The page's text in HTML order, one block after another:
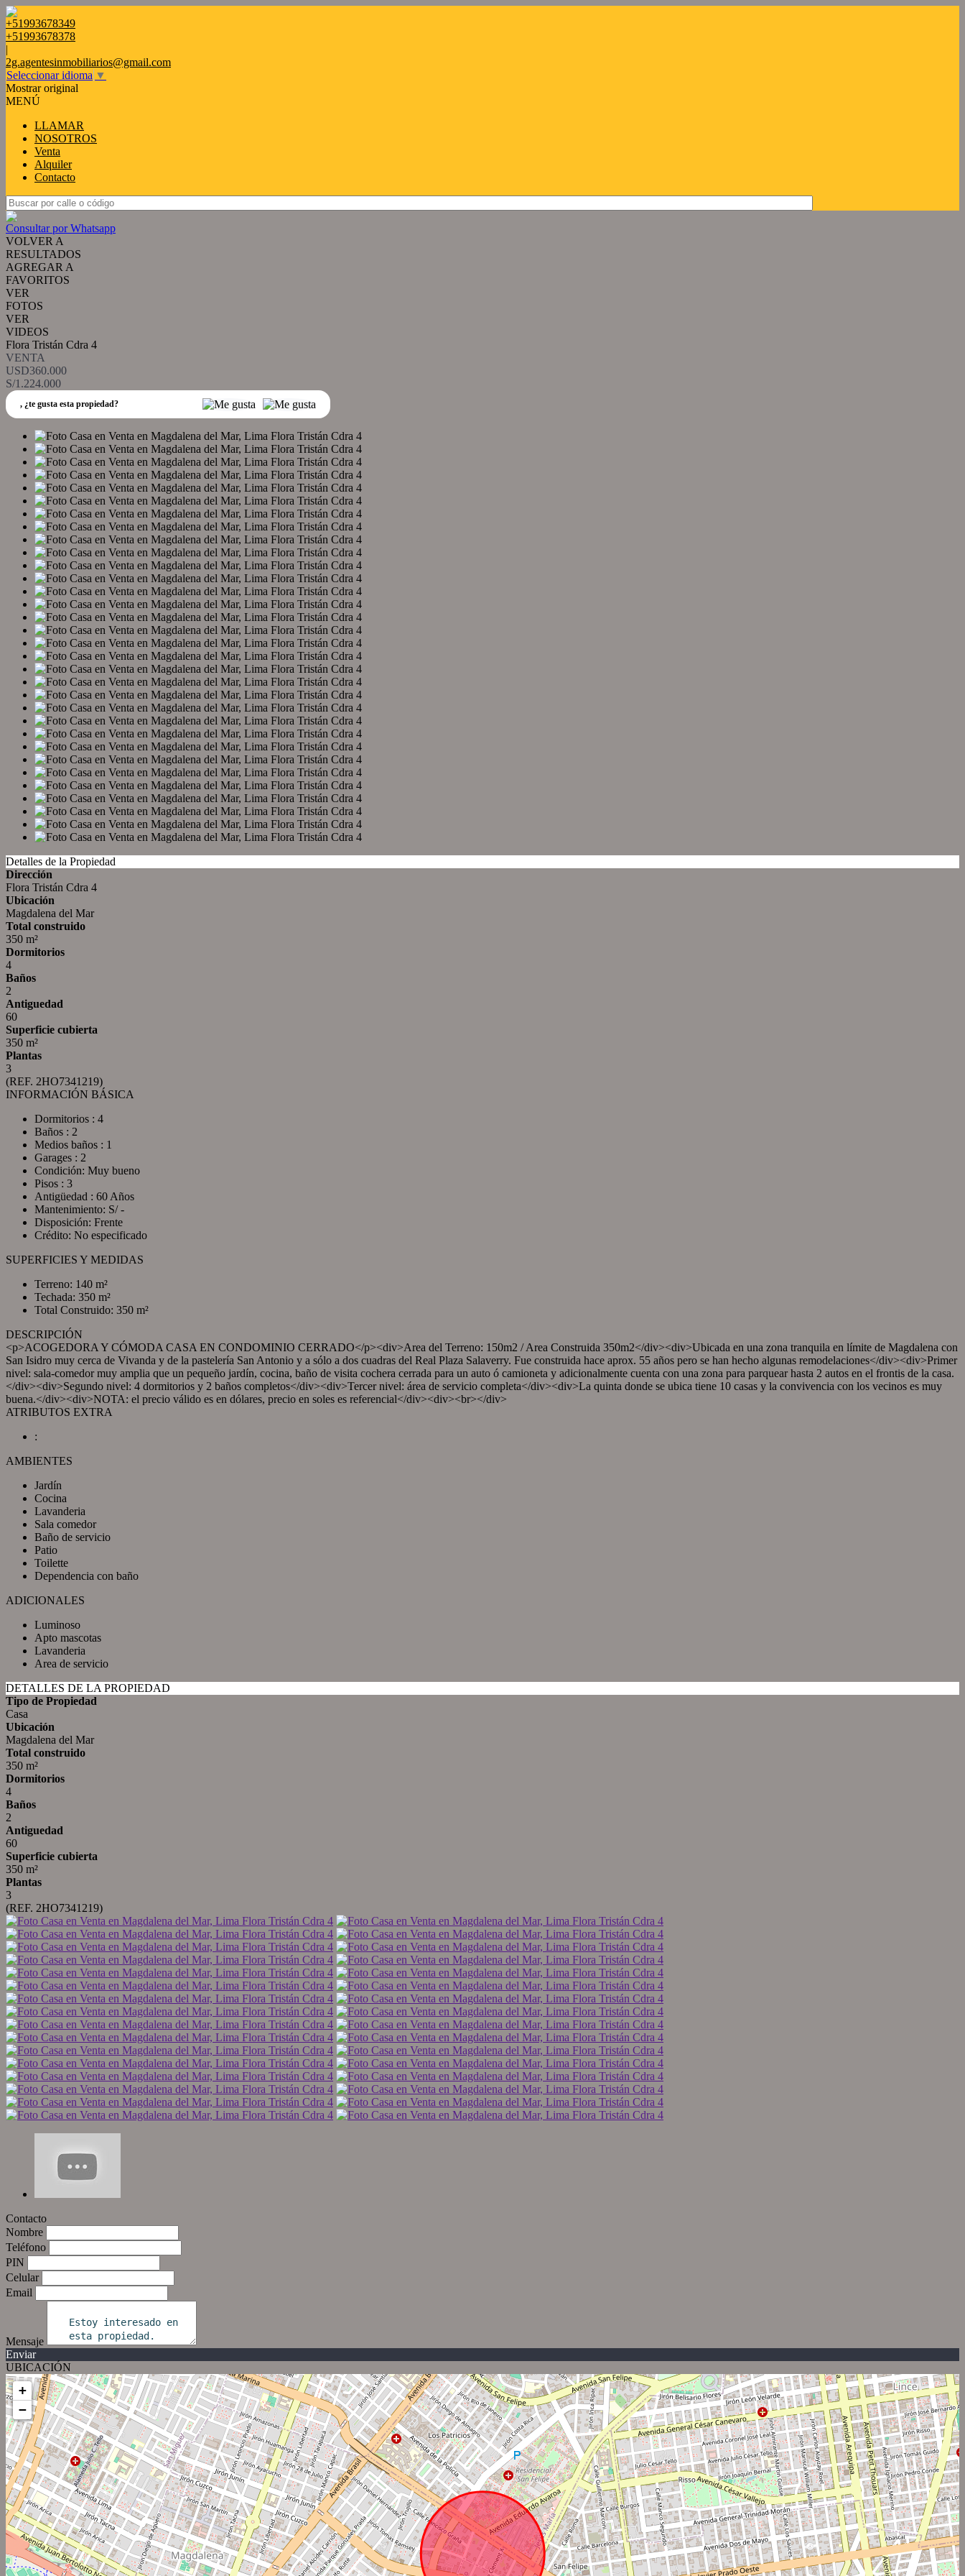
+51993678349
+51993678378
|
2g.agentesinmobiliarios@gmail.com
Seleccionar idioma ▼
Mostrar original
MENÚ
LLAMAR
NOSOTROS
Venta
Alquiler
Contacto
Consultar por Whatsapp
VOLVER A
RESULTADOS
AGREGAR A
FAVORITOS
VER
FOTOS
VER
VIDEOS
Flora Tristán Cdra 4
VENTA
USD360.000
S/1.224.000
, ¿te gusta esta propiedad?
Detalles de la Propiedad
Dirección
Flora Tristán Cdra 4
Ubicación
Magdalena del Mar
Total construido
350 m²
Dormitorios
4
Baños
2
Antiguedad
60
Superficie cubierta
350 m²
Plantas
3
(REF. 2HO7341219)
INFORMACIÓN BÁSICA
Dormitorios : 4
Baños : 2
Medios baños : 1
Garages : 2
Condición: Muy bueno
Pisos : 3
Antigüedad : 60 Años
Mantenimiento: S/ -
Disposición: Frente
Crédito: No especificado
SUPERFICIES Y MEDIDAS
Terreno: 140 m²
Techada: 350 m²
Total Construido: 350 m²
DESCRIPCIÓN
<p>ACOGEDORA Y CÓMODA CASA EN CONDOMINIO CERRADO</p><div>Area del Terreno: 150m2 / Area Construida 350m2</div><div>Ubicada en una zona tranquila en límite de Magdalena con
San Isidro muy cerca de Vivanda y de la pastelería San Antonio y a sólo a dos cuadras del Real Plaza Salaverry. Fue construida hace aprox. 55 años pero se han hecho algunas remodelaciones</div><div>Primer
nivel: sala-comedor muy amplia que un pequeño jardín, cocina, baño de visita cochera cerrada para un auto ó camioneta y adicionalmente cuenta con una zona para parquear hasta 2 autos en el frontis de la casa.
</div><div>Segundo nivel: 4 dormitorios y 2 baños completos</div><div>Tercer nivel: área de servicio completa</div><div>La quinta donde se ubica tiene 10 casas y la convivencia con los vecinos es muy
buena.</div><div>NOTA: el precio válido es en dólares, precio en soles es referencial</div><div><br></div>
ATRIBUTOS EXTRA
:
AMBIENTES
Jardín
Cocina
Lavanderia
Sala comedor
Baño de servicio
Patio
Toilette
Dependencia con baño
ADICIONALES
Luminoso
Apto mascotas
Lavanderia
Area de servicio
DETALLES DE LA PROPIEDAD
Tipo de Propiedad
Casa
Ubicación
Magdalena del Mar
Total construido
350 m²
Dormitorios
4
Baños
2
Antiguedad
60
Superficie cubierta
350 m²
Plantas
3
(REF. 2HO7341219)
Contacto
Nombre
Teléfono
PIN
Celular
Email
Mensaje
Enviar
UBICACIÓN
+
−